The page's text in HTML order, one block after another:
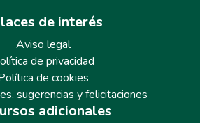
de interés
Aviso legal
de privacidad
de cookies
sugerencias y felicitaciones
adicionales